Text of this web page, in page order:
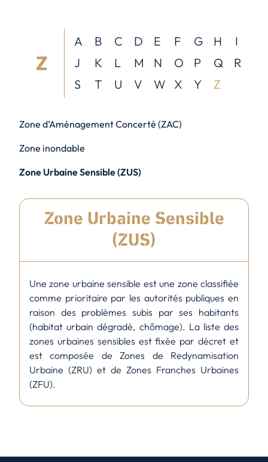
Z
A B C D E F G H
I
J
K L M N O P Q
R
S
T U V W X Y Z
Zone d’Aménagement Concerté (ZAC)
Zone inondable
Zone Urbaine Sensible (ZUS)
Zone Urbaine Sensible
(ZUS)
Une zone urbaine sensible est une zone classifiée
comme prioritaire par les autorités publiques en
raison des problèmes subis par ses habitants
(habitat urbain dégradé, chômage). La liste des
zones urbaines sensibles est fixée par décret et
est composée de Zones de Redynamisation
Urbaine (ZRU) et de Zones Franches Urbaines
(ZFU).